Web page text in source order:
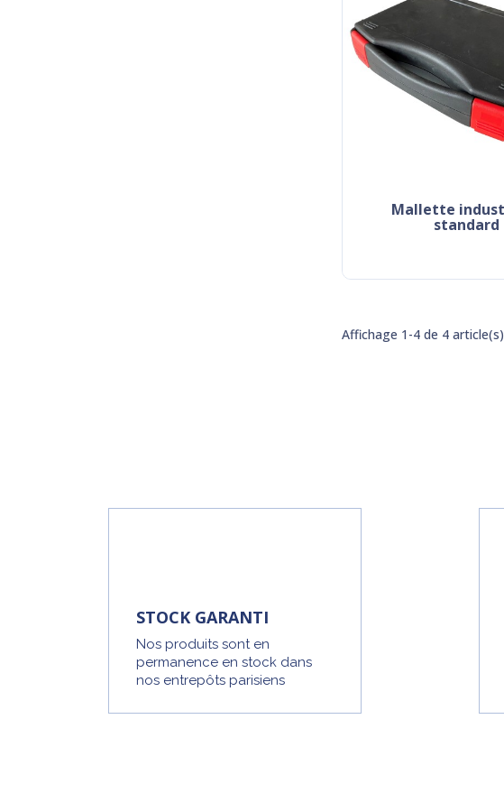
mallette industrielle
standard
Affichage 1-4 de 4 article(s)
STOCK GARANTI
Nos produits sont en
permanence en stock dans
nos entrepôts parisiens